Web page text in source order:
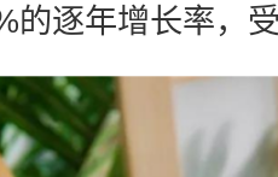
的逐年增长率，